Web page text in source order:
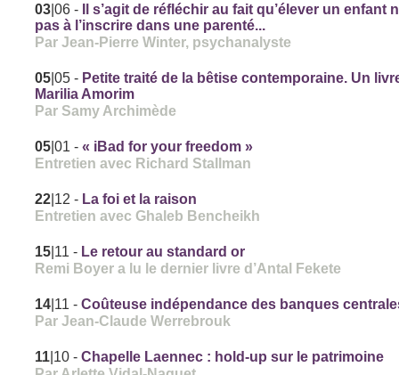
03|06 -
Il s’agit de réfléchir au fait qu’élever un enfant
pas à l’inscrire dans une parenté...
Par Jean-Pierre Winter, psychanalyste
05|05 - Petite traité de la bêtise contemporaine. Un
Marilia Amorim
Par Samy Archimède
05|01 -« iBad for your freedom »
Entretien avec Richard Stallman
22|12 - La foi et la raison
Entretien avec Ghaleb Bencheikh
15|11 - Le retour au standard or
Remi Boyer a lu le dernier livre d’Antal Fekete
14|11 -Coûteuse indépendance des banques
Par Jean-Claude Werrebrouk
11|10 -Chapelle Laennec : hold-up sur le patrimoine